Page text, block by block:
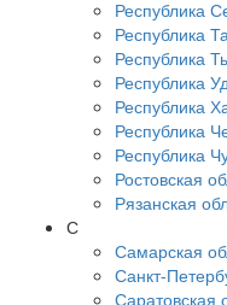
Республика
Республика
Республика
Республика
Республика
Республика
Республика
Ростовская
Рязанская
С
Самарская
Санкт-
Саратовская